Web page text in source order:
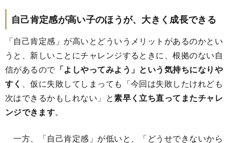
自己肯定感が高い子のほうが、大きく成長できる
「自己肯定感」が高いとどういうメリットがあるのかとい
うと、新しいことにチャレンジするときに、根拠のない自
信があるので「よしやってみよう」という気持ちになりや
すく 、仮に失敗してしまっても「今回は失敗したけれども
次はできるかもしれない」と素早く立ち直ってまたチャレ
ンジできます。
一方、「自己肯定感」が低いと、「どうせできないから